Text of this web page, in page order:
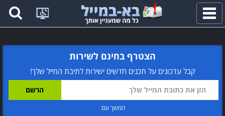
פתח
תפריט
הצטרף בחינם לשירות
קבל עדכונים על תכנים חדשים ישירות לתיבת המייל שלך!
המשך עם: